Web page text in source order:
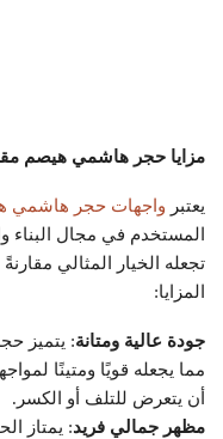
مزايا حجر هاشمي هيصم
يعتبر واجهات حجر هاشمي
المستخدم في مجال البناء
تجعله الخيار المثالي
المزايا:
جودة عالية ومتانة: يتميز
مما يجعله قويًا ومتينًا
أن يتعرض للتلف أو الكسر.
مظهر جمالي فريد: يمتاز